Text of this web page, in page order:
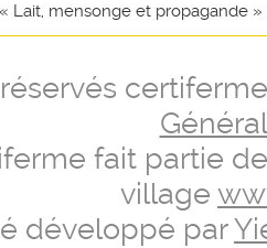
« Lait, mensonge et propagande »
fait partie
village
développé par